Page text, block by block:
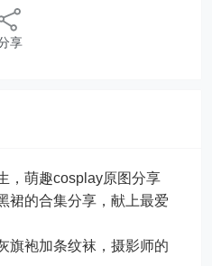
享
，萌趣cosplay原图分享
裙的合集分享，献上最爱
旗袍加条纹袜，摄影师的